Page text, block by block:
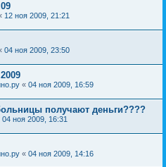
12 ноя 2009, 21:21
04 ноя 2009, 23:50
« 04 ноя 2009, 16:59
получают деньги????
04 ноя 2009, 16:31
« 04 ноя 2009, 14:16